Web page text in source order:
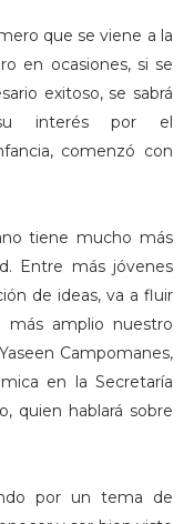
que se viene a la
en ocasiones, si se
exitoso, se sabrá
interés por el
comenzó con
tiene mucho más
Entre más jóvenes
de ideas, va a fluir
más amplio nuestro
Campomanes,
en la Secretaría
quien hablará sobre
por un tema de